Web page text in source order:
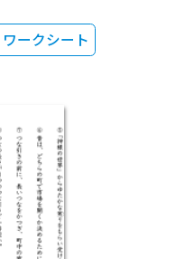
ークシート